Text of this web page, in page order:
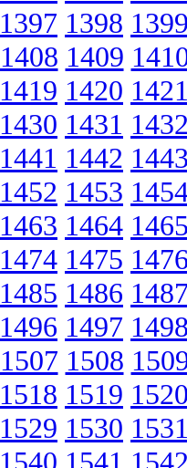
1397 1398
1408 1409
1419 1420
1430 1431
1441 1442
1452 1453
1463 1464
1474 1475
1485 1486
1496 1497
1507 1508
1518 1519
1529 1530